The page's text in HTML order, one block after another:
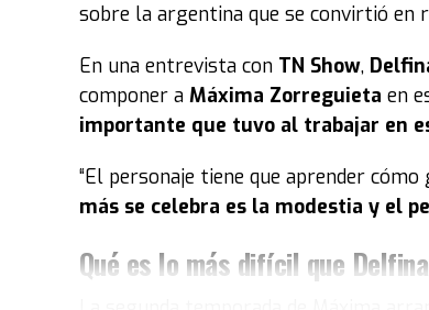
sobre la argentina que se convirtió en
En una entrevista con TN Show,
componer a Máxima Zorreguieta en
importante que tuvo al trabajar en
“El personaje tiene que aprender
más se celebra es la modestia y el
Qué es lo más difícil que